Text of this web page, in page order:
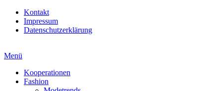
Kontakt
Impressum
Datenschutzerklärung
Menü
Kooperationen
Fashion